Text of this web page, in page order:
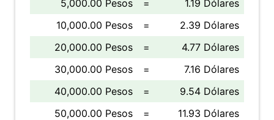
5,000.00 Pesos
=
1.19 Dólares
10,000.00 Pesos
=
2.39 Dólares
20,000.00 Pesos
=
4.77 Dólares
30,000.00 Pesos
=
7.16 Dólares
40,000.00 Pesos
=
9.54 Dólares
50,000.00 Pesos
=
11.93 Dólares